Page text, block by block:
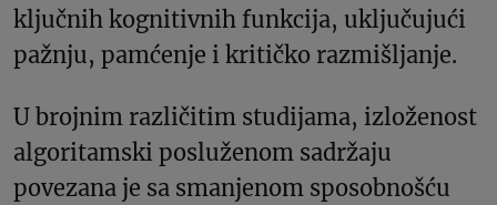
ključnih kognitivnih funkcija, uključujući
pažnju, pamćenje i kritičko razmišljanje.
U brojnim različitim studijama, izloženost
algoritamski posluženom sadržaju
povezana je sa smanjenom sposobnošću